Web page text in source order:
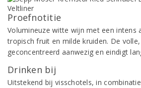
Proefnotitie
Volumineuze witte wijn met een intens
tropisch fruit en milde kruiden. De
geconcentreerd aanwezig en eindigt
Drinken bij
Uitstekend bij visschotels, in